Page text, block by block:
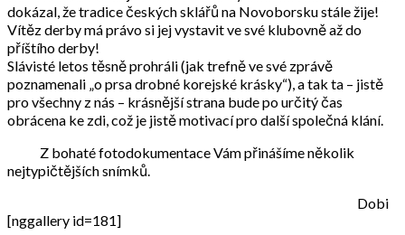
dokázal, že tradice českých sklářů na Novoborsku stále žije!
Vítěz derby má právo si jej vystavit ve své klubovně až do
příštího derby!
Slávisté letos těsně prohráli (jak trefně ve své zprávě
poznamenali „o prsa drobné korejské krásky“), a tak ta – jistě
pro všechny z nás – krásnější strana bude po určitý čas
obrácena ke zdi, což je jistě motivací pro další společná klání.
Z bohaté fotodokumentace Vám přinášíme několik
nejtypičtějších snímků.
Dobi
[nggallery id=181]